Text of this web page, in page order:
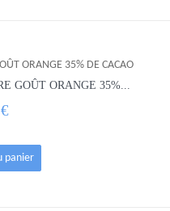
GOÛT ORANGE 35%...
panier